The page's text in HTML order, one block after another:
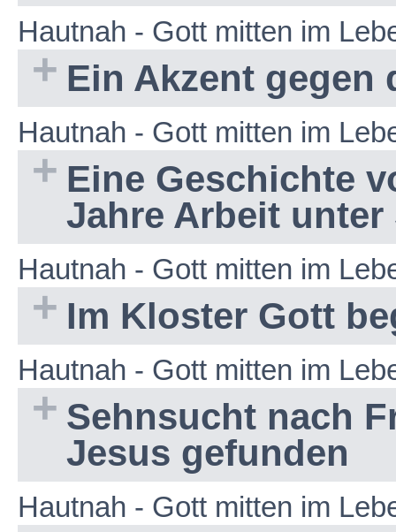
Hautnah - Gott mitten im
Ein Akzent gegen
Hautnah - Gott mitten im
Eine Geschichte
Jahre Arbeit
Hautnah - Gott mitten im
Im Kloster Gott
Hautnah - Gott mitten im
Sehnsucht nach
Jesus gefunden
Hautnah - Gott mitten im